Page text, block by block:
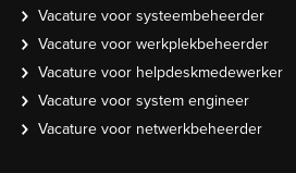
Vacature voor systeembeheerder
Vacature voor werkplekbeheerder
Vacature voor helpdeskmedewerker
Vacature voor system engineer
Vacature voor netwerkbeheerder